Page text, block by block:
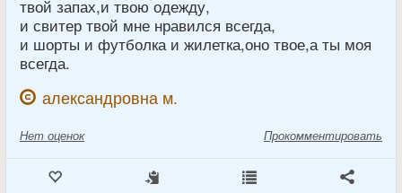
твой запах,и твою одежду,
и свитер твой мне нравился всегда,
и шорты и футболка и жилетка,оно твое,а ты моя
всегда.
александровна м.
Нет оценок Прокомментировать